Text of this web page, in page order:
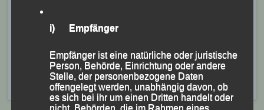
Wie von
Friedrich vermutlich Mitte August in seiner Wahlheimat
erstmals wieder ein 10.000m-Rennen bestreiten.
VeröffentlichtinAktuelles,Archiv 2021|Markiert mit
Guernsey,Night of the 5000s, Richard Friedrich
i) Empfänger
Empfänger ist eine natürliche oder juristische
Person, Behörde, Einrichtung oder andere
Stelle, der personenbezogene Daten
offengelegt werden, unabhängig davon, ob
es sich bei ihr um einen Dritten handelt oder
nicht. Behörden, die im Rahmen eines